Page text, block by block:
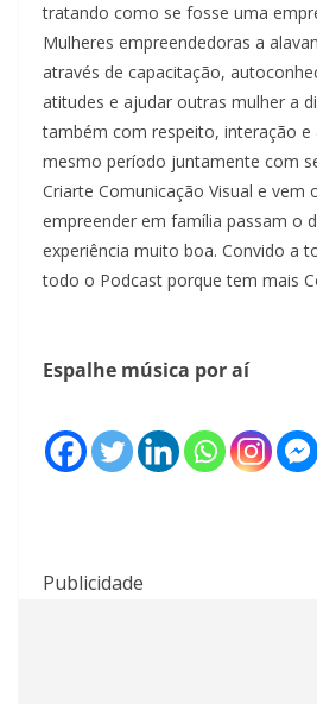
tratando como se fosse uma
Mulheres empreendedoras a
através de capacitação,
atitudes e ajudar outras mulher a
também com respeito, interação e
mesmo período juntamente com
Criarte Comunicação Visual e vem
empreender em família passam o
experiência muito boa. Convido a
todo o Podcast porque tem mais
Espalhe música por aí
Publicidade